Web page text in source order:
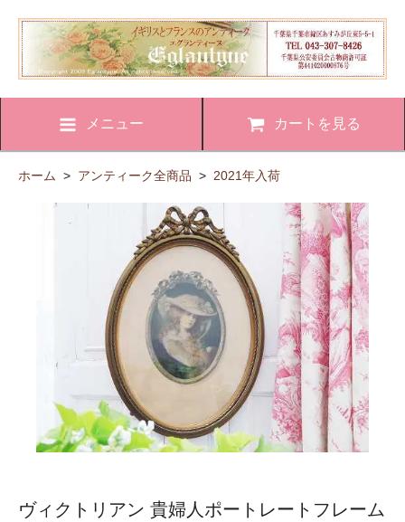
メニュー カートを見る
ホーム > アンティーク全商品 > 2021年入荷
ヴィクトリアン 貴婦人ポートレートフレーム